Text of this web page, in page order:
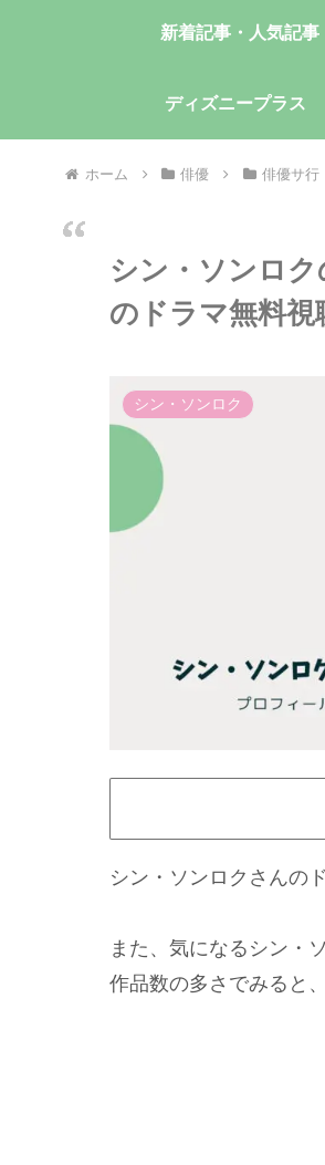
新着記事・人気記事
ディズニープラス
ホーム 俳優 俳優サ行
シン・ソンロ
のドラマ無料視
シン・ソンロク
シン・ソンロクさんの
また、気になるシン・
作品数の多さでみると、